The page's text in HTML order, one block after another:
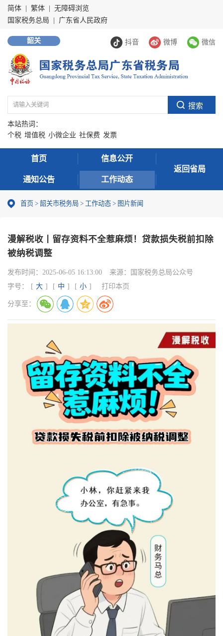
简体 繁体
无障碍浏览
国家税务总局
广东省人民政府
抖音 微博 微信
韶关
本站热词：
个税 增值税 小微企业 社保费 发票
首页 信息公开
通知公告 工作动态
返回省局
首页 > 韶关市税务局 > 工作动态 > 图片新闻
漫解税收丨留存资料不全惹麻烦！贷款损失税前扣除
被纳税调整
发布时间： 2025-06-05 16:13:00 来源：
国家税务总局公众号
字号：
[ 大 ] [ 中 ] [ 小 ] 打印本页
分享至：